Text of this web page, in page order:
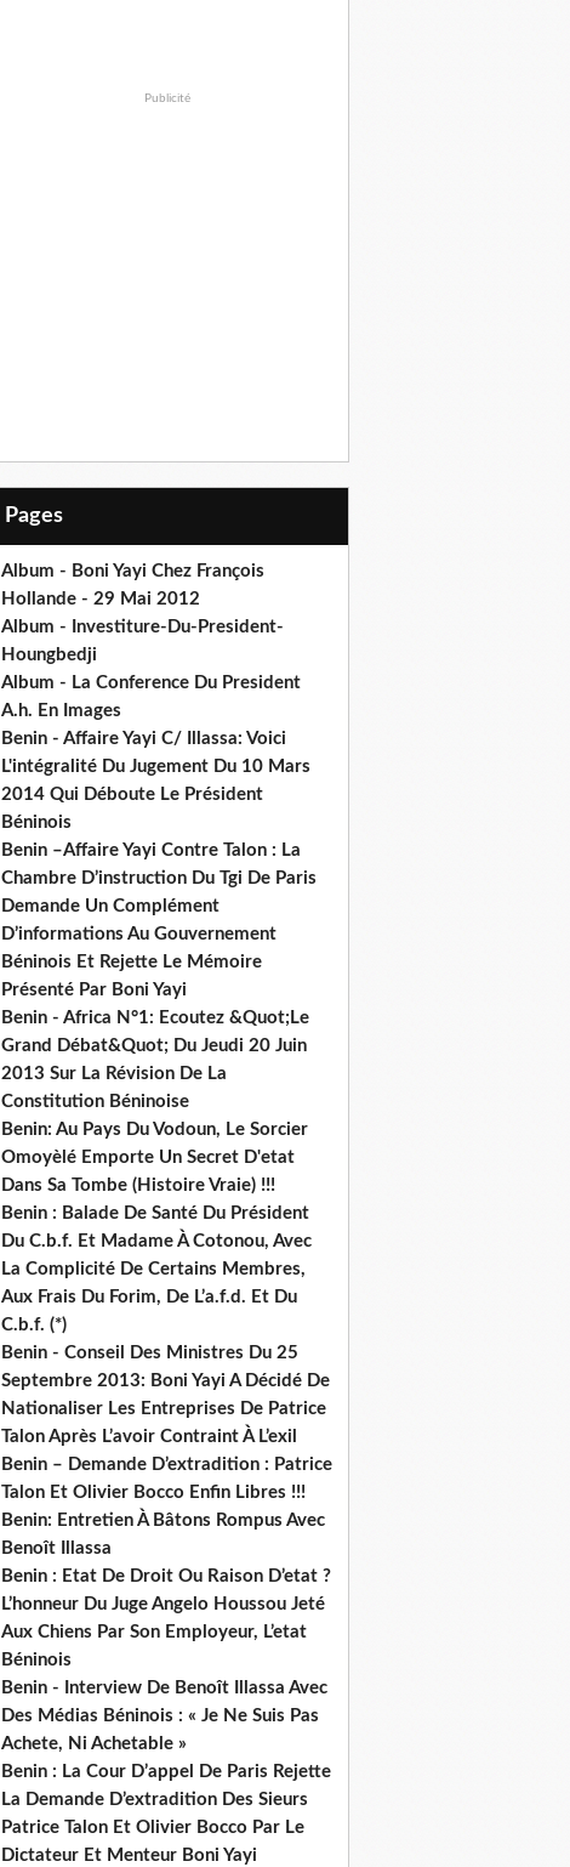
Publicité
Pages
Album - Boni Yayi Chez François
Hollande - 29 Mai 2012
Album - Investiture-Du-President-
Houngbedji
Album - La Conference Du President
A.h. En Images
Benin - Affaire Yayi C/ Illassa: Voici
L'intégralité Du Jugement Du 10 Mars
2014 Qui Déboute Le Président
Béninois
Benin –Affaire Yayi Contre Talon : La
Chambre D’instruction Du Tgi De Paris
Demande Un Complément
D’informations Au Gouvernement
Béninois Et Rejette Le Mémoire
Présenté Par Boni Yayi
Benin - Africa N°1: Ecoutez &Quot;Le
Grand Débat&Quot; Du Jeudi 20 Juin
2013 Sur La Révision De La
Constitution Béninoise
Benin: Au Pays Du Vodoun, Le Sorcier
Omoyèlé Emporte Un Secret D'etat
Dans Sa Tombe (Histoire Vraie) !!!
Benin : Balade De Santé Du Président
Du C.b.f. Et Madame À Cotonou, Avec
La Complicité De Certains Membres,
Aux Frais Du Forim, De L’a.f.d. Et Du
C.b.f. (*)
Benin - Conseil Des Ministres Du 25
Septembre 2013: Boni Yayi A Décidé De
Nationaliser Les Entreprises De Patrice
Talon Après L’avoir Contraint À L’exil
Benin – Demande D’extradition : Patrice
Talon Et Olivier Bocco Enfin Libres !!!
Benin: Entretien À Bâtons Rompus Avec
Benoît Illassa
Benin : Etat De Droit Ou Raison D’etat ?
L’honneur Du Juge Angelo Houssou Jeté
Aux Chiens Par Son Employeur, L’etat
Béninois
Benin - Interview De Benoît Illassa Avec
Des Médias Béninois : « Je Ne Suis Pas
Achete, Ni Achetable »
Benin : La Cour D’appel De Paris Rejette
La Demande D’extradition Des Sieurs
Patrice Talon Et Olivier Bocco Par Le
Dictateur Et Menteur Boni Yayi